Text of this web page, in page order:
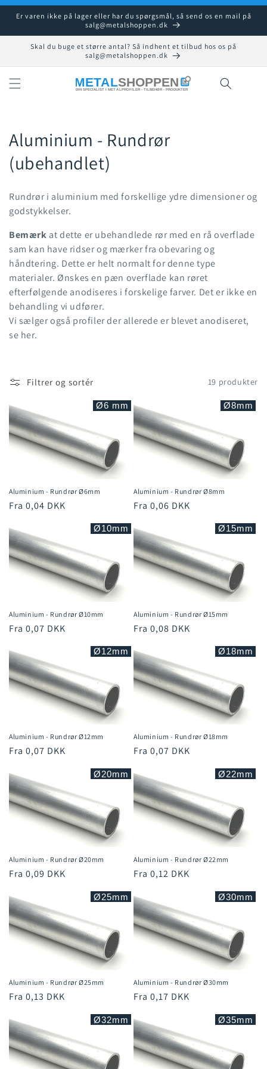
Gå til
indhold
Er varen ikke på lager eller har du spørgsmål, så send os en mail på
salg@metalshoppen.dk
Skal du buge et større antal? Så indhent et tilbud hos os på
salg@metalshoppen.dk
K
o
l
e
k
t
i
o
Aluminium - Rundrør
(ubehandlet)
Rundrør i aluminium med forskellige ydre dimensioner og
godstykkelser.
Bemærk at dette er ubehandlede rør med en rå overflade
sam kan have ridser og mærker fra obevaring og
håndtering. Dette er helt normalt for denne type
materialer. Ønskes en pæn overflade kan røret
efterfølgende anodiseres i forskelige farver. Det er ikke en
behandling vi udfører.
Vi sælger også profiler der allerede er blevet anodiseret,
se her.
Filtrer og sortér 19 produkter
Aluminium - Rundrør Ø6mm
Normalpris
Fra 0,04 DKK
Ø6 mm
Aluminium - Rundrør Ø8mm
Normalpris
Fra 0,06 DKK
Ø8mm
Aluminium - Rundrør Ø10mm
Normalpris
Fra 0,07 DKK
Ø10mm
Aluminium - Rundrør Ø15mm
Normalpris
Fra 0,08 DKK
Ø15mm
Aluminium - Rundrør Ø12mm
Normalpris
Fra 0,07 DKK
Ø12mm
Aluminium - Rundrør Ø18mm
Normalpris
Fra 0,07 DKK
Ø18mm
Aluminium - Rundrør Ø20mm
Normalpris
Fra 0,09 DKK
Ø20mm
Aluminium - Rundrør Ø22mm
Normalpris
Fra 0,12 DKK
Ø22mm
Aluminium - Rundrør Ø25mm
Normalpris
Fra 0,13 DKK
Ø25mm
Aluminium - Rundrør Ø30mm
Normalpris
Fra 0,17 DKK
Ø30mm
Ø32mm Ø35mm